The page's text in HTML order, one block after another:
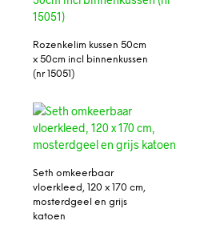
Rozenkelim kussen 50cm
x 50cm incl binnenkussen
(nr 15051)
Seth omkeerbaar
vloerkleed, 120 x 170 cm,
mosterdgeel en grijs
katoen